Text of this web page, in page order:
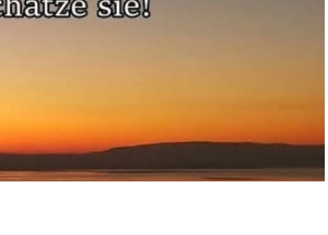
German Edition...